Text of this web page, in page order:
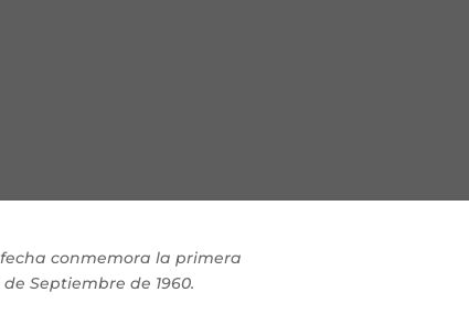
conmemora la primera
Septiembre de 1960.